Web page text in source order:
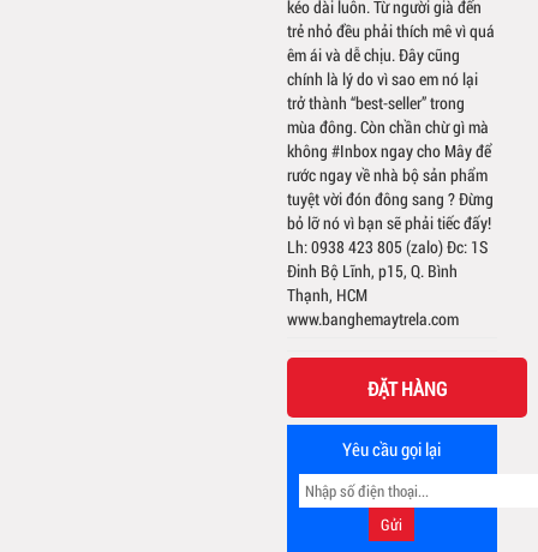
kéo dài luôn. Từ người già đến
trẻ nhỏ đều phải thích mê vì quá
êm ái và dễ chịu. Đây cũng
chính là lý do vì sao em nó lại
trở thành “best-seller” trong
mùa đông. Còn chần chừ gì mà
không #Inbox ngay cho Mây để
rước ngay về nhà bộ sản phẩm
tuyệt vời đón đông sang ? Đừng
bỏ lỡ nó vì bạn sẽ phải tiếc đấy!
Lh: 0938 423 805 (zalo) Đc: 1S
Đinh Bộ Lĩnh, p15, Q. Bình
Thạnh, HCM
www.banghemaytrela.com
ĐẶT HÀNG
Yêu cầu gọi lại